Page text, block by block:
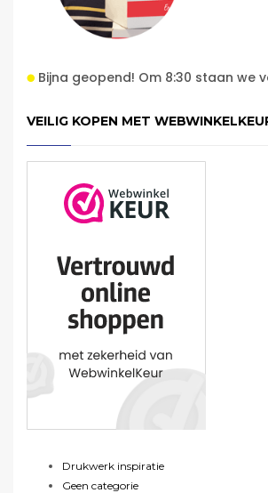
Bijna geopend! Om 8:30 staan we
VEILIG KOPEN MET
Drukwerk inspiratie
Geen categorie